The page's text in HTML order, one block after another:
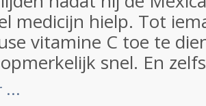
medicijn hielp. Tot
vitamine C toe te
snel. En
...